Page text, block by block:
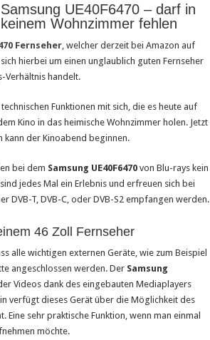
Samsung UE40F6470 – darf in
keinem Wohnzimmer fehlen
Fernseher, welcher derzeit bei Amazon auf
hierbei um einen unglaublich guten Fernseher
Verhältnis handelt.
Funktionen mit sich, die es heute auf
Kino in das heimische Wohnzimmer holen. Jetzt
kann der Kinoabend beginnen.
bei dem Samsung UE40F6470von Blu-rays kein
jedes Mal ein Erlebnis und erfreuen sich bei
DVB-T, DVB-C, oder DVB-S2 empfangen werden.
46 Zoll Fernseher
alle wichtigen externen Geräte, wie zum Beispiel
angeschlossen werden. Der Samsung
Videos dank des eingebauten Mediaplayers
verfügt dieses Gerät über die Möglichkeit des
sehr praktische Funktion, wenn man einmal
möchte.